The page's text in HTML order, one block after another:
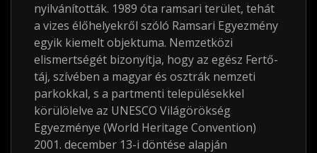
nyilvánították. 1989 óta ramsari terület, tehát
a vizes élőhelyekről szóló Ramsari Egyezmény
egyik kiemelt objektuma. Nemzetközi
elismertségét bizonyítja, hogy az egész Fertő-
táj, szívében a magyar és osztrák nemzeti
parkokkal, s a partmenti településekkel
körülölelve az UNESCO Világörökség
Egyezménye (World Heritage Convention)
2001. december 13-i döntése alapján